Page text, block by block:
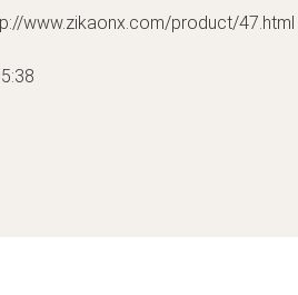
www.zikaonx.com/product/47.html